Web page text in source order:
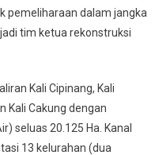
pemeliharaan dalam jangka
tim ketua rekonstruksi
Kali Cipinang, Kali
Kali Cakung dengan
seluas 20.125 Ha. Kanal
13 kelurahan (dua